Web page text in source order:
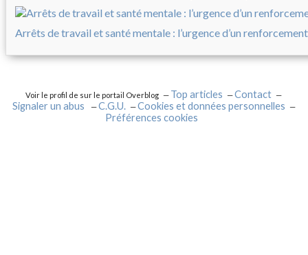
Arrêts de travail et santé mentale : l’urgence d’un
Voir le profil de sur le portail Overblog Top articles
Contact
Signaler un abus
C.G.U.
Cookies et données personnelles
Préférences cookies